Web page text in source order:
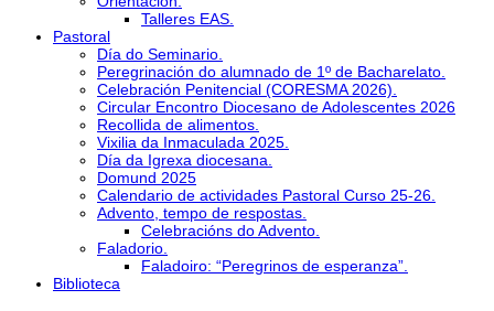
Talleres EAS.
Pastoral
Día do Seminario.
Peregrinación do alumnado de 1º de Bacharelato.
Celebración Penitencial (CORESMA 2026).
Circular Encontro Diocesano de Adolescentes 2026
Recollida de alimentos.
Vixilia da Inmaculada 2025.
Día da Igrexa diocesana.
Domund 2025
Calendario de actividades Pastoral Curso 25-26.
Advento, tempo de respostas.
Celebracións do Advento.
Faladorio.
Faladoiro: “Peregrinos de esperanza”.
Biblioteca